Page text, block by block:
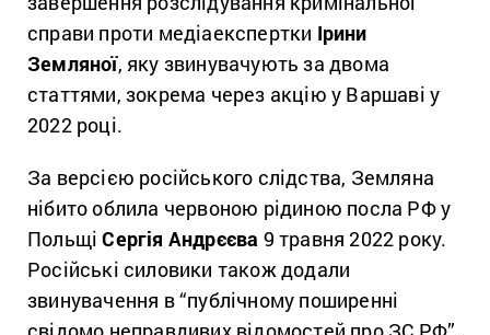
справи проти медіаекспертки Ірини
Земляної, яку звинувачують за двома
статтями, зокрема через акцію у Варшаві у
2022 році.
За версією російського слідства, Земляна
нібито облила червоною рідиною посла РФ у
ПольщіСергія Андрєєва 9 травня 2022 року.
Російські силовики також додали
звинувачення в “публічному поширенні